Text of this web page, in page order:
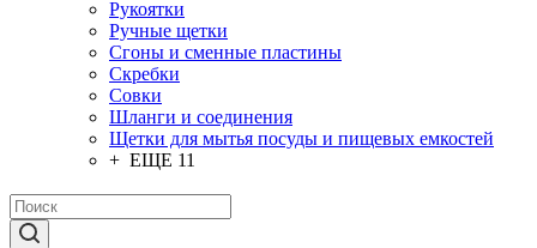
Рукоятки
Ручные щетки
Сгоны и сменные пластины
Скребки
Совки
Шланги и соединения
Щетки для мытья посуды и пищевых емкостей
+ ЕЩЕ 11